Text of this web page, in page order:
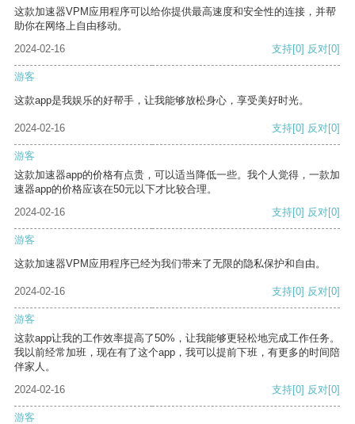
这款加速器VPM应用程序可以给你提供最高速度和安全性的连接，并帮
助你在网络上自由移动。
2024-02-16
支持[0] 反对[0]
游客
这款app是我娱乐的好帮手，让我能够放松身心，享受美好时光。
2024-02-16 支持[0] 反对[0]
游客
这款加速器app的价格有点贵，可以适当降低一些。我个人觉得，一款加
速器app的价格应该在50元以下才比较合理。
2024-02-16
支持[0] 反对[0]
游客
这款加速器VPM应用程序已经为我们带来了无限的隐私保护和自由。
2024-02-16 支持[0] 反对[0]
游客
这款app让我的工作效率提高了50%，让我能够更轻松地完成工作任务。
我以前经常加班，现在有了这个app，我可以提前下班，有更多的时间陪
伴家人。
2024-02-16
支持[0] 反对[0]
游客